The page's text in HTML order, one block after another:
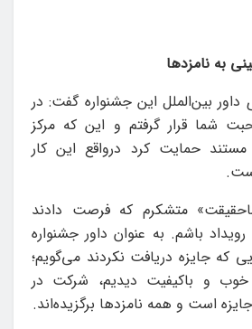
به نامزدها
بین‌الملل این جشنواره گفت: در
شما قرار گرفتم و این که مرکز
از تولید ۴ مستند حمایت کرد درواقع این کار
متشکرم که فرصت دادند
باشم. به عنوان داور جشنواره
که جایزه دریافت نکردند می‌گویم؛
خوب و باکیفیت دیدیم، شرکت در
است و همه نامزدها برگزیده‌اند.